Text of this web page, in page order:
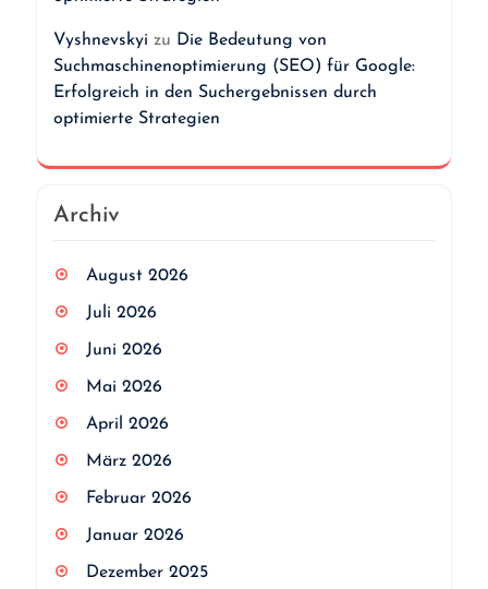
Vyshnevskyi zu Die Bedeutung von
Suchmaschinenoptimierung (SEO) für Google:
Erfolgreich in den Suchergebnissen durch
optimierte Strategien
Archiv
August 2026
Juli 2026
Juni 2026
Mai 2026
April 2026
März 2026
Februar 2026
Januar 2026
Dezember 2025